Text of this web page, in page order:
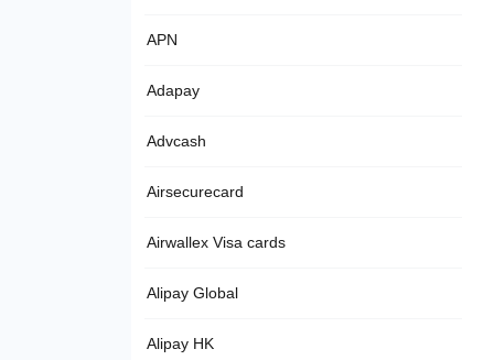
APN
Adapay
Advcash
Airsecurecard
Airwallex Visa cards
Alipay Global
Alipay HK